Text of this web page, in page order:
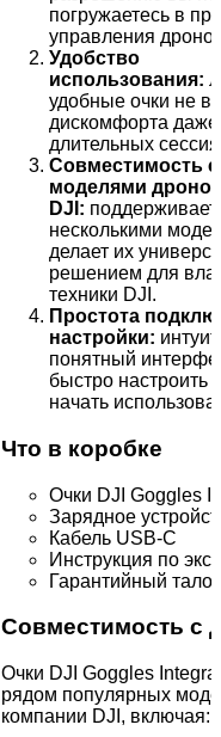
погружаетесь в
управления
Удобство
использования:
удобные очки не
дискомфорта
длительных
Совместимость
моделями
DJI: поддерживает
несколькими
делает их
решением для
техники DJI.
Простота
настройки:
понятный
быстро настроить
начать
Что в коробке
Очки DJI Goggles
Зарядное
Кабель USB-C
Инструкция по
Гарантийный
Совместимость с
Очки DJI Goggles
рядом популярных
компании DJI, включая: